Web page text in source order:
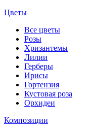
Цветы
Все цветы
Розы
Хризантемы
Лилии
Герберы
Ирисы
Гортензия
Кустовая роза
Орхидеи
Композиции